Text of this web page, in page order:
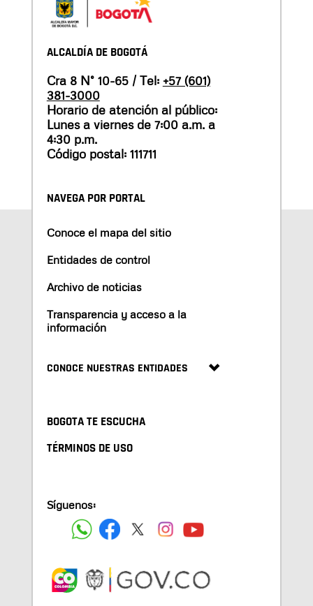
ALCALDÍA DE BOGOTÁ
Cra 8 N° 10-65 / Tel: +57 (601)
381-3000
Horario de atención al público:
Lunes a viernes de 7:00 a.m. a
4:30 p.m.
Código postal: 111711
NAVEGA POR PORTAL
Conoce el mapa del sitio
Entidades de control
Archivo de noticias
Transparencia y acceso a la
información
CONOCE NUESTRAS ENTIDADES
BOGOTA TE ESCUCHA
TÉRMINOS DE USO
Síguenos: